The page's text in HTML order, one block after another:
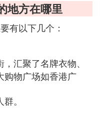
地方在哪里
有以下几个：
，汇聚了名牌衣物、
购物广场如香港广
。